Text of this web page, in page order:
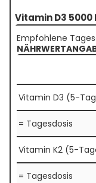
Vitamin D3 5000
Empfohlene
Vitamin D3 (5-
= Tagesdosis
Vitamin K2 (5-
= Tagesdosis